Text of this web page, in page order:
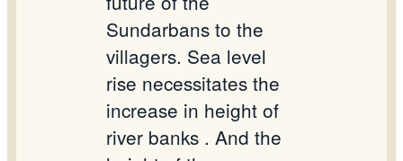
Sundarbans to the
villagers. Sea level
rise necessitates the
increase in height of
river banks . And the